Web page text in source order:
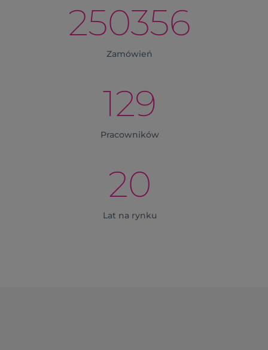
250356
Zamówień
129
Pracowników
20
Lat na rynku